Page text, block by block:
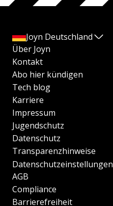
Joyn Deutschland
Über Joyn
Kontakt
Abo hier kündigen
Tech blog
Karriere
Impressum
Jugendschutz
Datenschutz
Transparenzhinweise
Datenschutzeinstellungen
AGB
Compliance
Barrierefreiheit